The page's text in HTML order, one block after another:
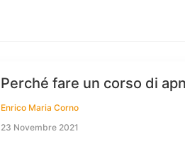
Perché fare un corso di
Enrico Maria Corno
23 Novembre 2021